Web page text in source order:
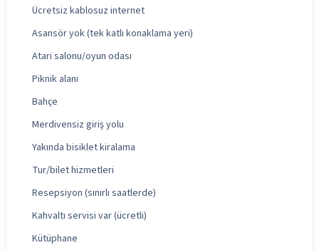
Ücretsiz kablosuz internet
Asansör yok (tek katlı konaklama yeri)
Atari salonu/oyun odası
Piknik alanı
Bahçe
Merdivensiz giriş yolu
Yakında bisiklet kiralama
Tur/bilet hizmetleri
Resepsiyon (sınırlı saatlerde)
Kahvaltı servisi var (ücretli)
Kütüphane